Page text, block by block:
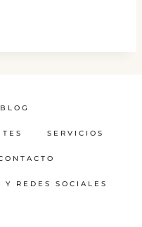
BLOG
SERVICIOS
REDES SOCIALES